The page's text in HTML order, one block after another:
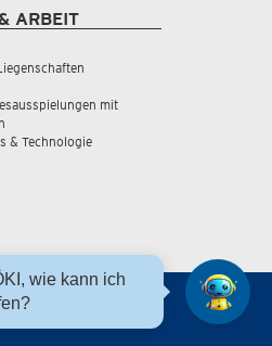
ARBEIT
mit
& Technologie
wie kann ich